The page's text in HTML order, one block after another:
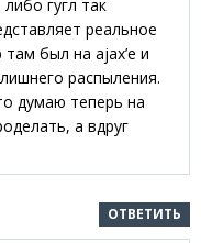
гугл так
реальное
был на ajax’e и
распыления.
думаю теперь на
а вдруг
ОТВЕТИТЬ